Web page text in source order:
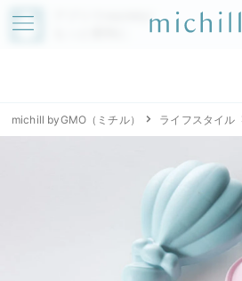
アプリでmichillが
michill byGMO（ミチル） ライフスタイル